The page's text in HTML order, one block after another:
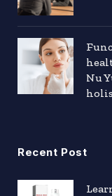
Nu
Recent Post